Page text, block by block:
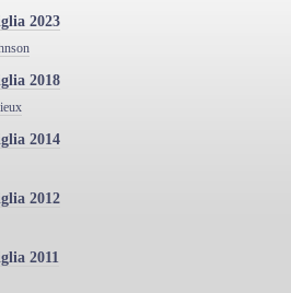
2023
2018
2014
2012
2011